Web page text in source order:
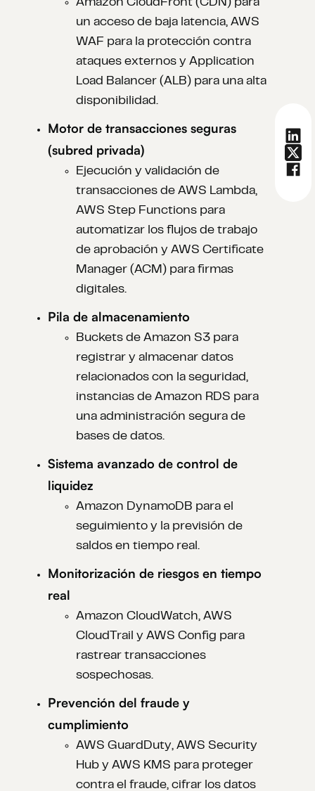
Amazon CloudFront (CDN) para
un acceso de baja latencia, AWS
WAF para la protección contra
ataques externos y Application
Load Balancer (ALB) para una alta
disponibilidad.
Motor de transacciones seguras
(subred privada)
Ejecución y validación de
transacciones de AWS Lambda,
AWS Step Functions para
automatizar los flujos de trabajo
de aprobación y AWS Certificate
Manager (ACM) para firmas
digitales.
Pila de almacenamiento
Buckets de Amazon S3 para
registrar y almacenar datos
relacionados con la seguridad,
instancias de Amazon RDS para
una administración segura de
bases de datos.
Sistema avanzado de control de
liquidez
Amazon DynamoDB para el
seguimiento y la previsión de
saldos en tiempo real.
Monitorización de riesgos en tiempo
real
Amazon CloudWatch, AWS
CloudTrail y AWS Config para
rastrear transacciones
sospechosas.
Prevención del fraude y
cumplimiento
AWS GuardDuty, AWS Security
Hub y AWS KMS para proteger
contra el fraude, cifrar los datos